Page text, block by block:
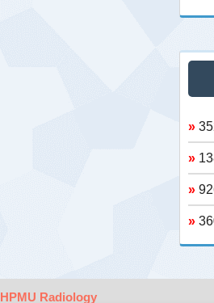
»
»
»
»
HPMU Radiology